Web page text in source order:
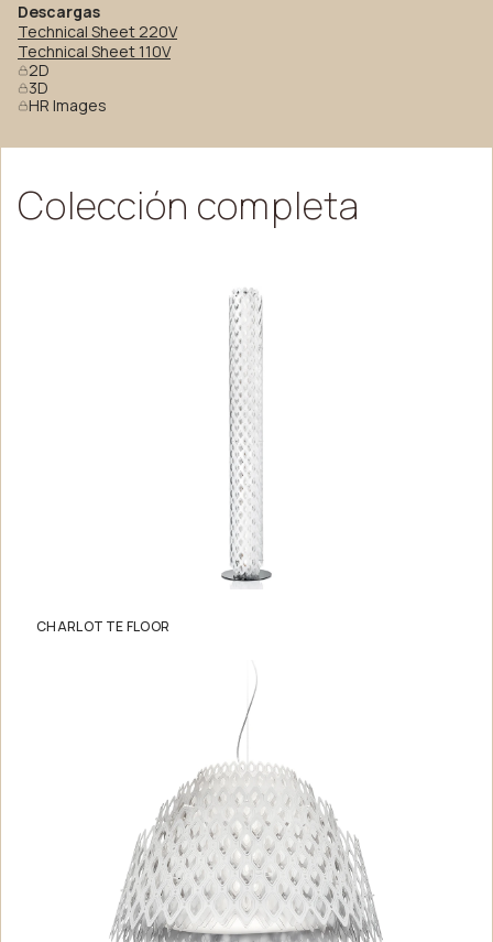
Descargas
Technical Sheet 220V
Technical Sheet 110V
2D
3D
HR Images
Colección completa
CHARLOTTE FLOOR